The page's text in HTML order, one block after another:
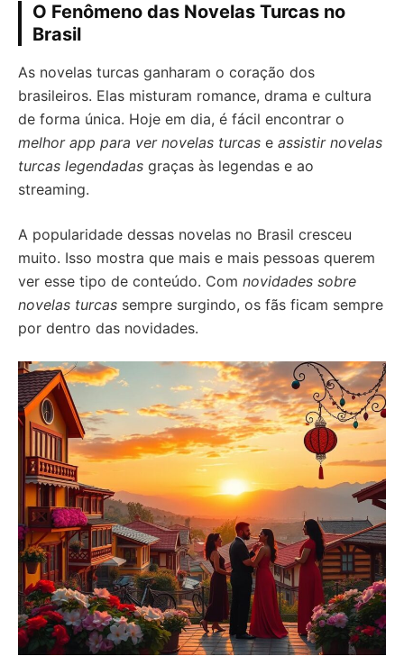
O Fenômeno das Novelas Turcas no
Brasil
As novelas turcas ganharam o coração dos
brasileiros. Elas misturam romance, drama e cultura
de forma única. Hoje em dia, é fácil encontrar o
melhor app para ver novelas turcas e assistir novelas
turcas legendadas graças às legendas e ao
streaming.
A popularidade dessas novelas no Brasil cresceu
muito. Isso mostra que mais e mais pessoas querem
ver esse tipo de conteúdo. Com novidades sobre
novelas turcas sempre surgindo, os fãs ficam sempre
por dentro das novidades.